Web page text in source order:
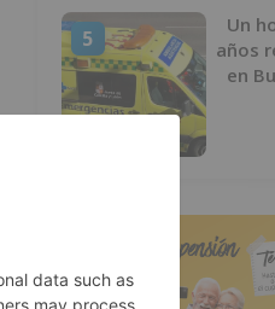
5
Un
años
en